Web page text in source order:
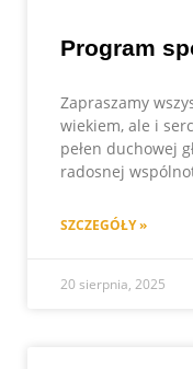
Program
Zapraszamy
wiekiem, ale i
pełen duchowej
radosnej
SZCZEGÓŁY »
20 sierpnia, 2025